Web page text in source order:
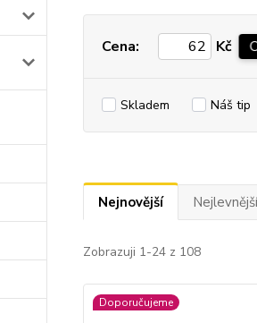
Cena: Kč
Skladem Náš tip
Nejnovější Nejlevnější
Zobrazuji 1-24 z 108
Doporučujeme